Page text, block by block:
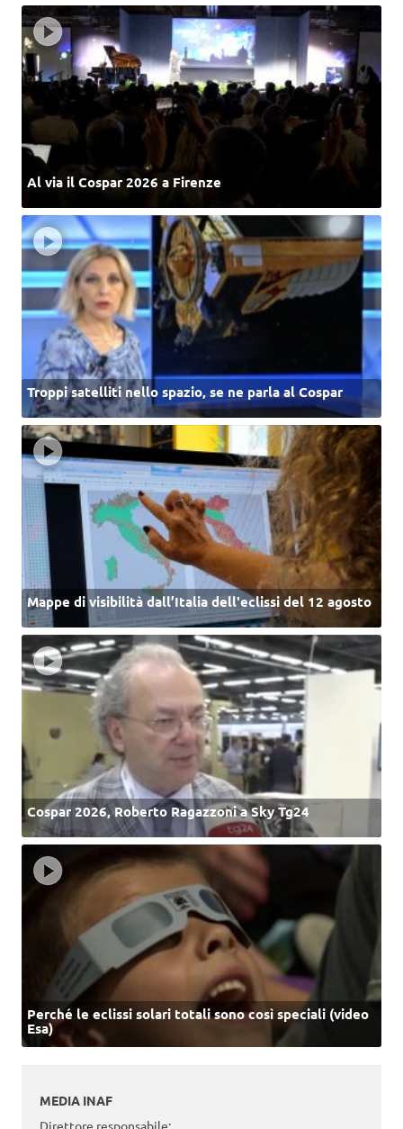
Al via il Cospar 2026 a Firenze
Troppi satelliti nello spazio, se ne parla al Cospar
Mappe di visibilità dall’Italia dell'eclissi del 12 agosto
Cospar 2026, Roberto Ragazzoni a Sky Tg24
Perché le eclissi solari totali sono così speciali (video
Esa)
MEDIA INAF
Direttore responsabile: